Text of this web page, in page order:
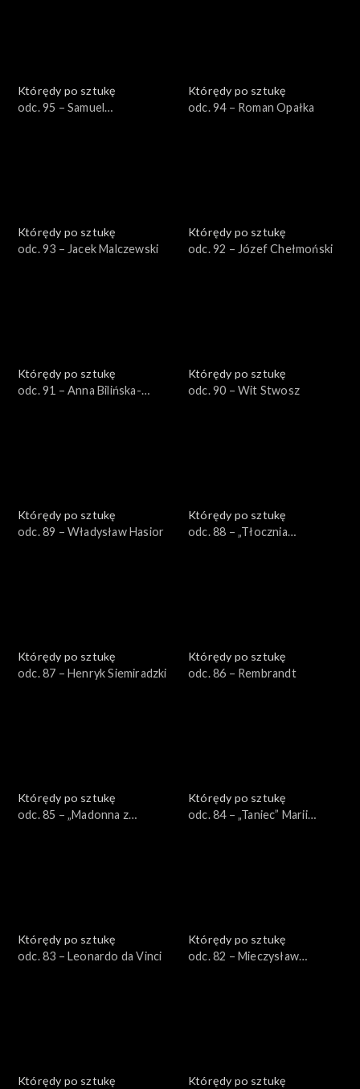
Którędy po sztukę
odc. 95 – Samuel
Którędy po sztukę
odc. 94 – Roman Opałka
Którędy po sztukę
odc. 93 – Jacek Malczewski
Którędy po sztukę
odc. 92 – Józef Chełmoński
Którędy po sztukę
odc. 91 – Anna Bilińska-
Którędy po sztukę
odc. 90 – Wit Stwosz
Którędy po sztukę
odc. 89 – Władysław Hasior
Którędy po sztukę
odc. 88 – „Tłocznia
Którędy po sztukę
odc. 87 – Henryk Siemiradzki
Którędy po sztukę
odc. 86 – Rembrandt
Którędy po sztukę
odc. 85 – „Madonna z
Którędy po sztukę
odc. 84 – „Taniec” Marii
Którędy po sztukę
odc. 83 – Leonardo da Vinci
Którędy po sztukę
odc. 82 – Mieczysław
Którędy po sztukę
Którędy po sztukę